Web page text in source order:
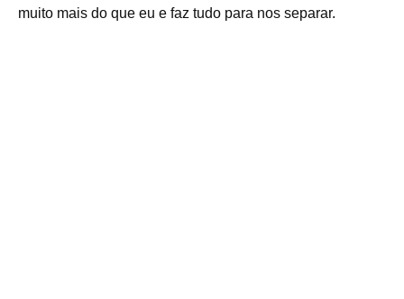
muito mais do que eu e faz tudo para nos separar.